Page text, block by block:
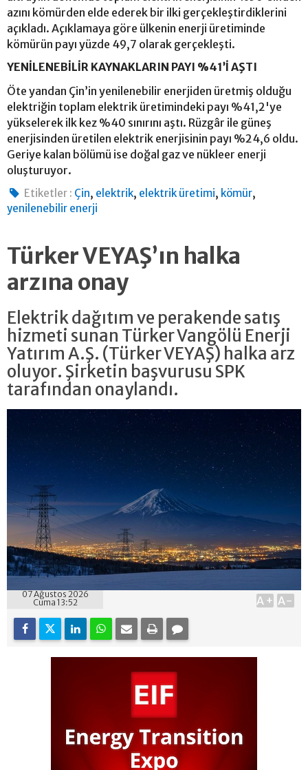
azını kömürden elde ederek bir ilki gerçekleştirdiklerini
açıkladı. Açıklamaya göre ülkenin enerji üretiminde
kömürün payı yüzde 49,7 olarak gerçekleşti.
YENİLENEBİLİR KAYNAKLARIN PAYI %41’İ AŞTI
Öte yandan Çin’in yenilenebilir enerjiden üretmiş olduğu
elektriğin toplam elektrik üretimindeki payı %41,2'ye
yükselerek ilk kez %40 sınırını aştı. Rüzgâr ile güneş
enerjisinden üretilen elektrik enerjisinin payı %24,6 oldu.
Geriye kalan bölümü ise doğal gaz ve nükleer enerji
oluşturuyor.
Etiketler : Çin, elektrik, elektrik üretimi, kömür,
yenilenebilir enerji
Türker VEYAŞ’ın halka
arzına onay
Elektrik dağıtım ve perakende satış
hizmeti sunan Türker Vangölü Enerji
Yatırım A.Ş. (Türker VEYAŞ) halka arz
oluyor. Şirketin başvurusu SPK
tarafından onaylandı.
07 Ağustos 2026
Cuma 13:52
A+ A-